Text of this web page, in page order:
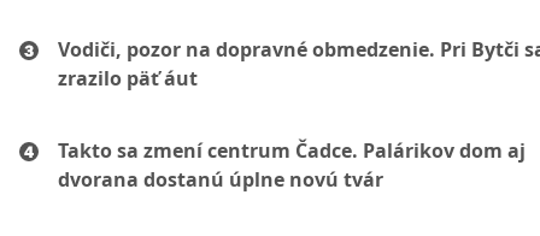
Vodiči, pozor na dopravné obmedzenie. Pri Bytči
zrazilo päť áut
Takto sa zmení centrum Čadce. Palárikov dom aj
dvorana dostanú úplne novú tvár